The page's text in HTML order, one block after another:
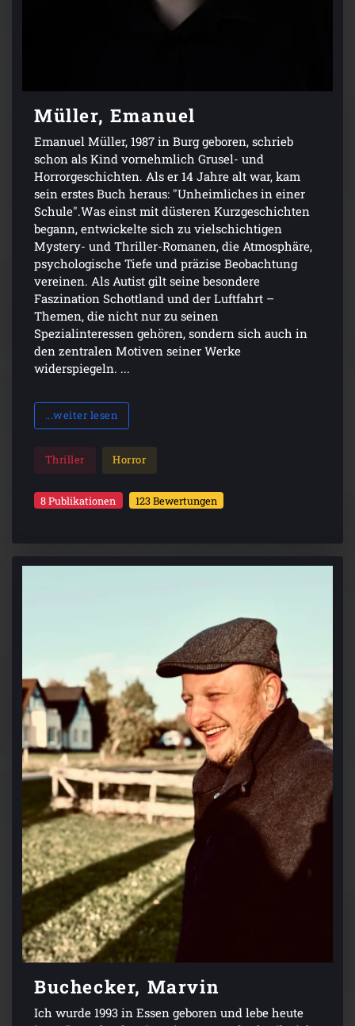
Müller, Emanuel
Emanuel Müller, 1987 in Burg geboren, schrieb
schon als Kind vornehmlich Grusel- und
Horrorgeschichten. Als er 14 Jahre alt war, kam
sein erstes Buch heraus: "Unheimliches in einer
Schule".Was einst mit düsteren Kurzgeschichten
begann, entwickelte sich zu vielschichtigen
Mystery- und Thriller-Romanen, die Atmosphäre,
psychologische Tiefe und präzise Beobachtung
vereinen. Als Autist gilt seine besondere
Faszination Schottland und der Luftfahrt –
Themen, die nicht nur zu seinen
Spezialinteressen gehören, sondern sich auch in
den zentralen Motiven seiner Werke
widerspiegeln. ...
...weiter lesen
Thriller Horror
8 Publikationen 123 Bewertungen
Buchecker, Marvin
Ich wurde 1993 in Essen geboren und lebe heute